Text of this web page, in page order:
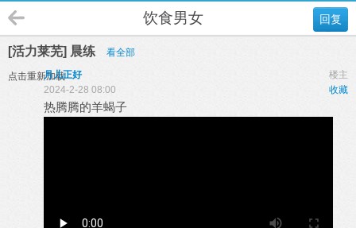
回复
饮食男女
[活力莱芜] 晨练 看全部
点击重新加载 楼主
月儿正好
收藏
2024-2-28 08:00
热腾腾的羊蝎子